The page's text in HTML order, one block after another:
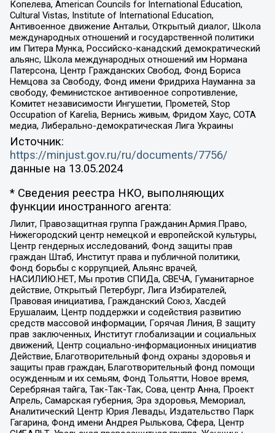
Копелева, American Councils for International Education,
Cultural Vistas, Institute of International Education,
Антивоенное движение Антальи, Открытый диалог, Школа
международных отношений и государственной политики
им Питера Мунка, Российско-канадский демократический
альянс, Школа международных отношений им Нормана
Патерсона, Центр Гражданских Свобод, Фонд Бориса
Немцова за Свободу, Фонд имени Фридриха Науманна за
свободу, Феминистское антивоенное сопротивление,
Комитет независимости Ингушетии, Прометей, Stop
Occupation of Karelia, Вернись живым, Фридом Хаус, СОТА
медиа, Либерально-демократическая Лига Украины
Источник:
https://minjust.gov.ru/ru/documents/7756/
данные на 13.05.2024
* Сведения реестра НКО, выполняющих
функции иностранного агента:
Лилит, Правозащитная группа Гражданин.Армия.Право,
Нижегородский центр немецкой и европейской культуры,
Центр гендерных исследований, Фонд защиты прав
граждан Штаб, Институт права и публичной политики,
Фонд борьбы с коррупцией, Альянс врачей,
НАСИЛИЮ.НЕТ, Мы против СПИДа, СВЕЧА, Гуманитарное
действие, Открытый Петербург, Лига Избирателей,
Правовая инициатива, Гражданский Союз, Хасдей
Ерушалаим, Центр поддержки и содействия развитию
средств массовой информации, Горячая Линия, В защиту
прав заключенных, Институт глобализации и социальных
движений, Центр социально-информационных инициатив
Действие, Благотворительный фонд охраны здоровья и
защиты прав граждан, Благотворительный фонд помощи
осужденным и их семьям, Фонд Тольятти, Новое время,
Серебряная тайга, Так-Так-Так, Сова, центр Анна, Проект
Апрель, Самарская губерния, Эра здоровья, Мемориал,
Аналитический Центр Юрия Левады, Издательство Парк
Гагарина, Фонд имени Андрея Рылькова, Сфера, Центр